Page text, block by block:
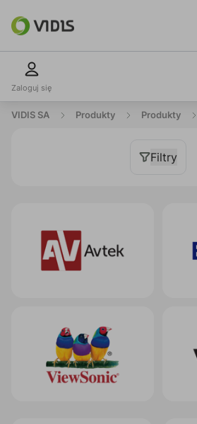
Zaloguj się
VIDIS SA Produkty Produkty
Filtry